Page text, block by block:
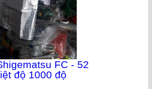
FC - 52
độ 1000 độ